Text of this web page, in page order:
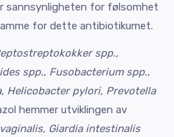
sannsynligheten for følsomhet
for dette antibiotikumet.
spp.,
spp., Fusobacterium spp.,
Helicobacter pylori, Prevotella
hemmer utviklingen av
Giardia intestinalis